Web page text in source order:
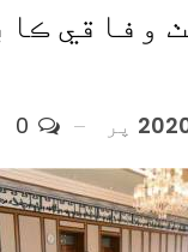
وفاقي
پر